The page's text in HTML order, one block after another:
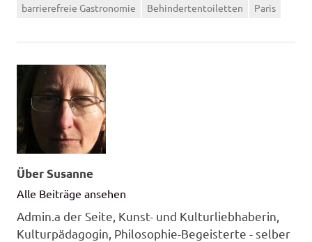
barrierefreie Gastronomie Behindertentoiletten Paris
ÜberSusanne
Alle Beiträge ansehen
Admin.a der Seite, Kunst- und Kulturliebhaberin,
Kulturpädagogin, Philosophie-Begeisterte - selber